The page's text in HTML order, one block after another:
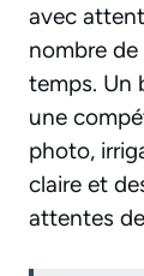
avec
nombre
temps. Un
une
photo,
claire et
attentes